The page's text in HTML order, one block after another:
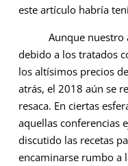
este artículo habría
Aunque nuestro
debido a los tratados
los altísimos precios
atrás, el 2018 aún se
resaca. En ciertas
aquellas conferencias
discutido las recetas
encaminarse rumbo a